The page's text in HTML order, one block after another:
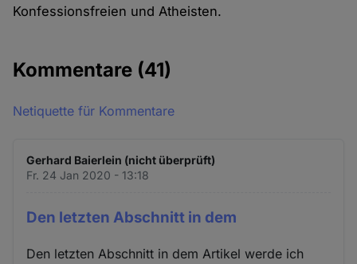
Konfessionsfreien und Atheisten.
Kommentare (41)
Netiquette für Kommentare
Gerhard Baierlein (nicht überprüft)
Fr. 24 Jan 2020 - 13:18
Den letzten Abschnitt in dem
Den letzten Abschnitt in dem Artikel werde ich